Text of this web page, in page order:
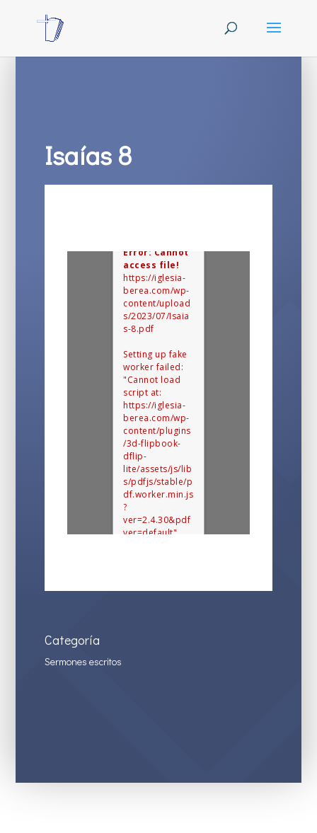
Isaías 8
Error: Cannot
access file!
https://iglesia-
berea.com/wp-
content/upload
s/2023/07/Isaia
s-8.pdf
Setting up fake
worker failed:
"Cannot load
script at:
https://iglesia-
berea.com/wp-
content/plugins
/3d-flipbook-
dflip-
lite/assets/js/lib
s/pdfjs/stable/p
df.worker.min.js
?
ver=2.4.30&pdf
ver=default".
Categoría
Sermones escritos